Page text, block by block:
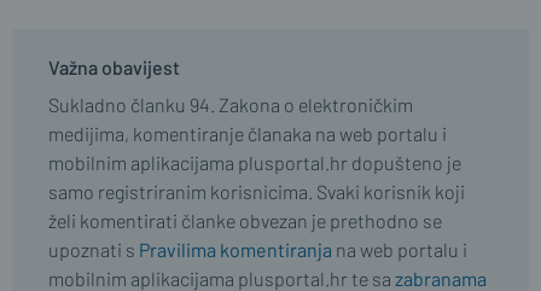
Važna obavijest
Sukladno članku 94. Zakona o elektroničkim
medijima, komentiranje članaka na web portalu i
mobilnim aplikacijama plusportal.hr dopušteno je
samo registriranim korisnicima. Svaki korisnik koji
želi komentirati članke obvezan je prethodno se
upoznati s Pravilima komentiranja na web portalu i
mobilnim aplikacijama plusportal.hr te sa zabranama